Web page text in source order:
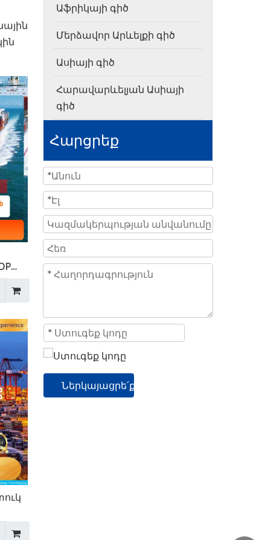
Աֆրիկայի գիծ
Մերձավոր Արևելքի գիծ
Ասիայի գիծ
Հարավարևելյան Ասիայի
գիծ
Հարցրեք
Ներկայացրե՛ք